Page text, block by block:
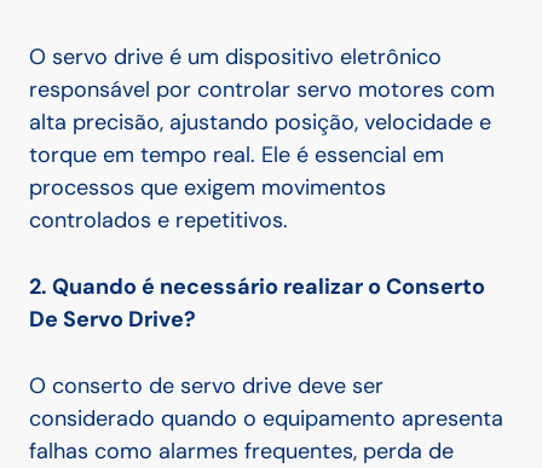
O servo drive é um dispositivo eletrônico
responsável por controlar servo motores com
alta precisão, ajustando posição, velocidade e
torque em tempo real. Ele é essencial em
processos que exigem movimentos
controlados e repetitivos.
2. Quando é necessário realizar o Conserto
De Servo Drive?
O conserto de servo drive deve ser
considerado quando o equipamento apresenta
falhas como alarmes frequentes, perda de